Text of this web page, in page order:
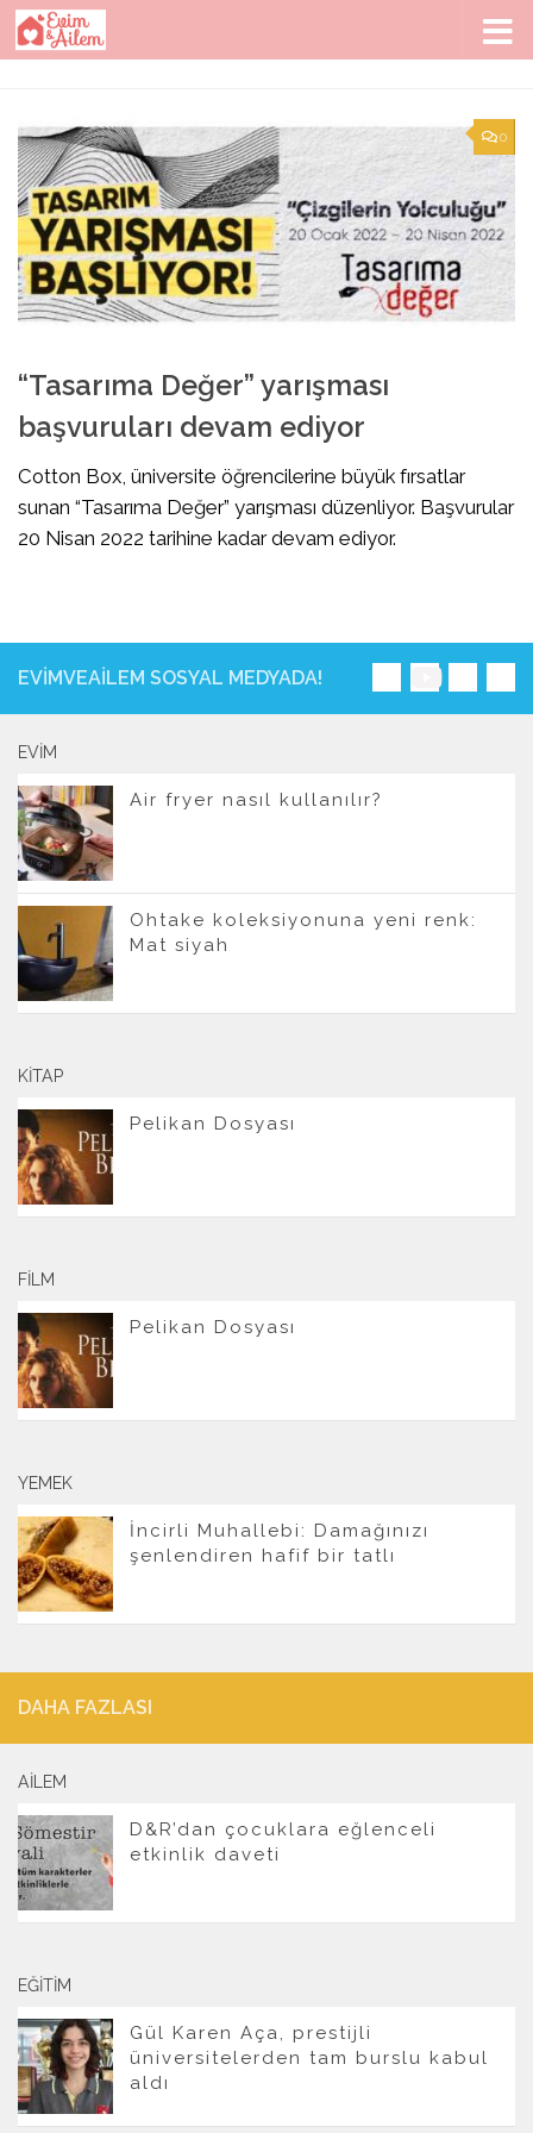
Skip to content
0
“Tasarıma Değer” yarışması
başvuruları devam ediyor
Cotton Box, üniversite öğrencilerine büyük fırsatlar
sunan “Tasarıma Değer” yarışması düzenliyor. Başvurular
20 Nisan 2022 tarihine kadar devam ediyor.
EVIMVEAILEM SOSYAL MEDYADA!
EVIM
Air fryer nasıl kullanılır?
Ohtake koleksiyonuna yeni renk:
Mat siyah
KITAP
Pelikan Dosyası
FILM
Pelikan Dosyası
YEMEK
İncirli Muhallebi: Damağınızı
şenlendiren hafif bir tatlı
DAHA FAZLASI
AILEM
D&R’dan çocuklara eğlenceli
etkinlik daveti
EĞITIM
Gül Karen Aça, prestijli
üniversitelerden tam burslu kabul
aldı